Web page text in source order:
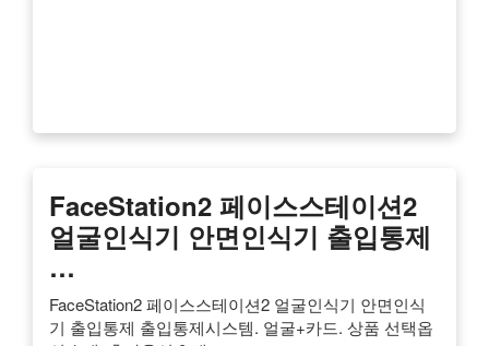
FaceStation2 페이스스테이션2
얼굴인식기 안면인식기 출입통제
…
FaceStation2 페이스스테이션2 얼굴인식기 안면인식
기 출입통제 출입통제시스템. 얼굴+카드. 상품 선택옵